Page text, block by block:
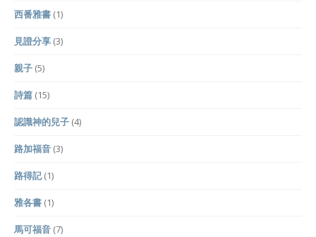
西番雅書 (1)
見證分享 (3)
親子 (5)
詩篇 (15)
認識神的兒子 (4)
路加福音 (3)
路得記(1)
雅各書 (1)
馬可福音 (7)